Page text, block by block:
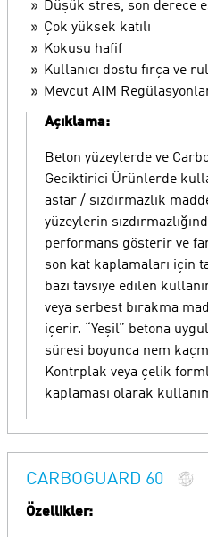
Düşük stres, son derece
Çok yüksek katılı
Kokusu hafif
Kullanıcı dostu fırça ve
Mevcut AIM
Açıklama:
Beton yüzeylerde ve
Geciktirici Ürünlerde
astar / sızdırmazlık
yüzeylerin
performans gösterir ve
son kat kaplamaları için
bazı tavsiye edilen
veya serbest bırakma
içerir. “Yeşil” betona
süresi boyunca nem
Kontrplak veya çelik
kaplaması olarak
CARBOGUARD 60
Özellikler: